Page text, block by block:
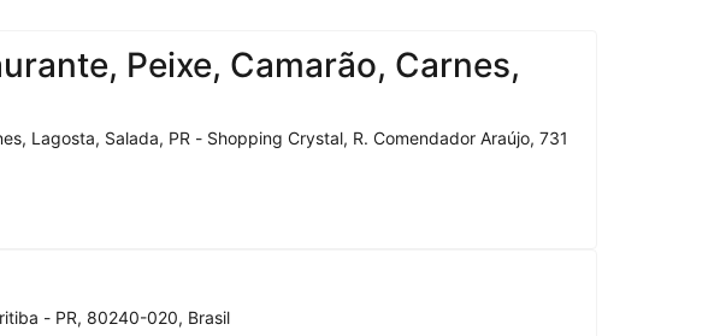
Peixe, Camarão, Carnes,
Lagosta, Salada, PR - Shopping Crystal, R. Comendador Araújo, 731
- PR, 80240-020, Brasil